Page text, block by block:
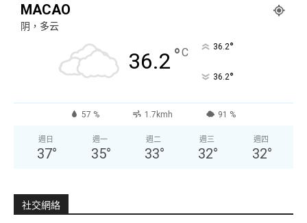
MACAO
阴，多云
36.2 °C 36.2°
36.2°
57 % 1.7kmh 91 %
週日
37°
週一
35°
週二
33°
週三
32°
週四
32°
社交網絡